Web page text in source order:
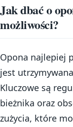
Jak dbać o
możliwości?
Opona najlepiej
jest
Kluczowe są
bieżnika oraz
zużycia, które